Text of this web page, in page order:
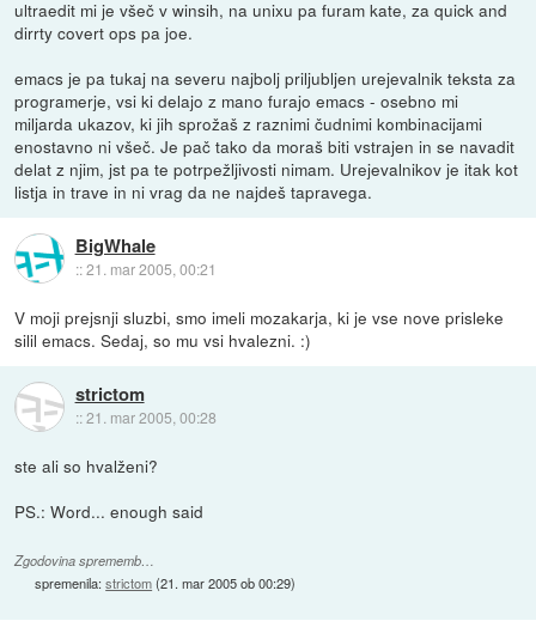
ultraedit mi je všeč v winsih, na unixu pa furam kate, za quick and
dirrty covert ops pa joe.
emacs je pa tukaj na severu najbolj priljubljen urejevalnik teksta za
programerje, vsi ki delajo z mano furajo emacs - osebno mi
miljarda ukazov, ki jih sprožaš z raznimi čudnimi kombinacijami
enostavno ni všeč. Je pač tako da moraš biti vstrajen in se navadit
delat z njim, jst pa te potrpežljivosti nimam. Urejevalnikov je itak kot
listja in trave in ni vrag da ne najdeš tapravega.
BigWhale
::21. mar 2005, 00:21
V moji prejsnji sluzbi, smo imeli mozakarja, ki je vse nove prisleke
silil emacs. Sedaj, so mu vsi hvalezni. :)
strictom
::21. mar 2005, 00:28
ste ali so hvalženi?
PS.: Word... enough said
Zgodovina sprememb…
spremenila:strictom(21. mar 2005 ob 00:29)